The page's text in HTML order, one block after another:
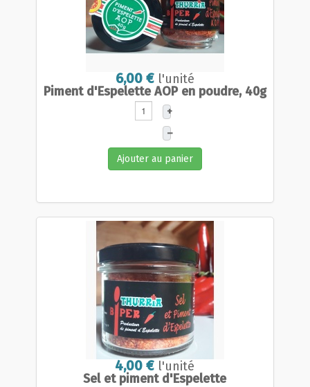
6,00 € l'unité
Piment d'Espelette AOP en poudre, 40g
+
–
Ajouter au panier
4,00 € l'unité
Sel et piment d'Espelette